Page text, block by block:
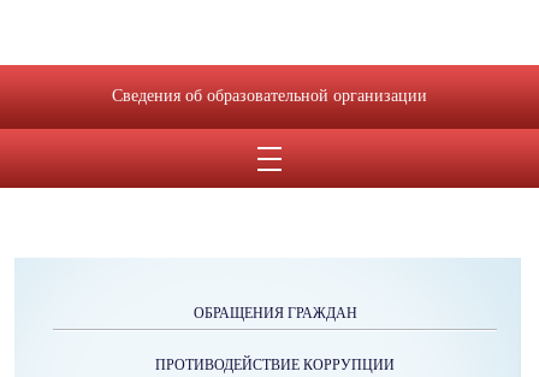
Положение о наставничестве МАОУ СОШ 15 2020.pdf
ОБРАЩЕНИЯ ГРАЖДАН
ПРОТИВОДЕЙСТВИЕ КОРРУПЦИИ
Сведения об образовательной организации